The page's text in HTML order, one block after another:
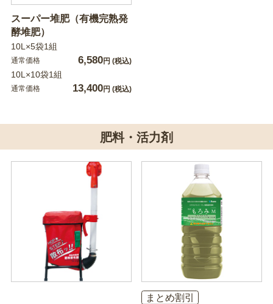
スーパー堆肥（有機完熟発
酵堆肥）
10L×5袋1組
通常価格 6,580円 (税込)
10L×10袋1組
通常価格 13,400円 (税込)
肥料・活力剤
まとめ割引